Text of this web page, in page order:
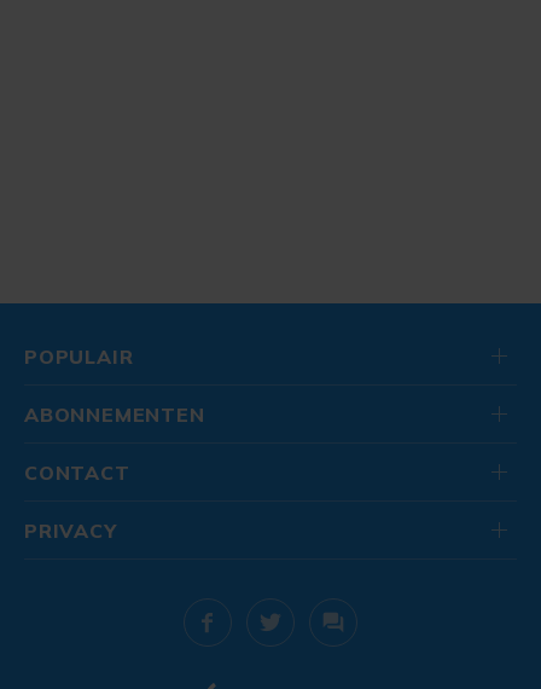
POPULAIR
ABONNEMENTEN
CONTACT
PRIVACY